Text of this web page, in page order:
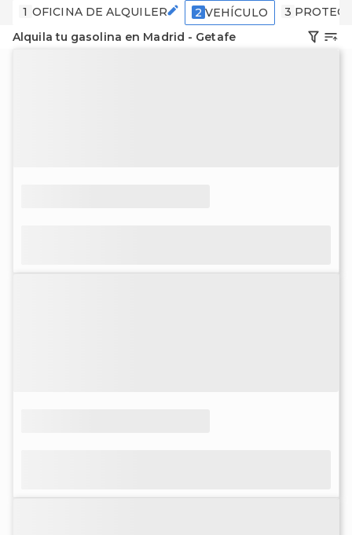
1 OFICINA DE ALQUILER 2 VEHÍCULO 3
Alquila tu gasolina en Madrid - Getafe